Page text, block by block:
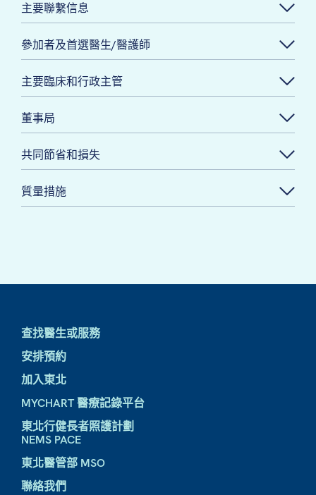
主要聯繫信息
參加者及首選醫生/醫護師
主要臨床和行政主管
董事局
共同節省和損失
質量措施
查找醫生或服務
安排預約
加入東北
MYCHART 醫療記錄平台
東北行健長者照護計劃
NEMS PACE
東北醫管部 MSO
聯絡我們